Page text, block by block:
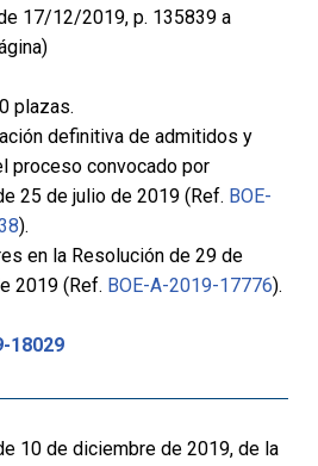
17/12/2019, p. 135839 a
plazas.
definitiva de admitidos y
proceso convocado por
25 de julio de 2019 (Ref. BOE-
).
en la Resolución de 29 de
2019 (Ref. BOE-A-2019-17776).
18029
10 de diciembre de 2019, de la